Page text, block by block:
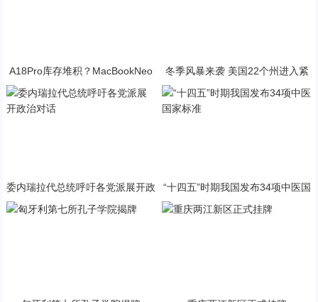
A18Pro库存堆积？MacBookNeo
冬季风暴来袭 美国22个州进入紧
委内瑞拉代总统呼吁各党派展开政
“十四五”时期我国发布34项中医国